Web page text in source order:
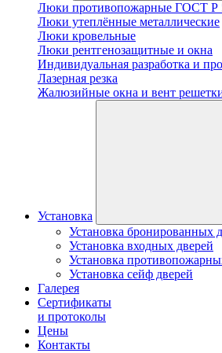
Люки противопожарные ГОСТ Р
Люки утеплённые металлические
Люки кровельные
Люки рентгенозащитные и окна
Индивидуальная разработка и
Лазерная резка
Жалюзийные окна и вент
Установка
Установка бронированных
Установка входных дверей
Установка
Установка сейф дверей
Галерея
Сертификаты
и протоколы
Цены
Контакты